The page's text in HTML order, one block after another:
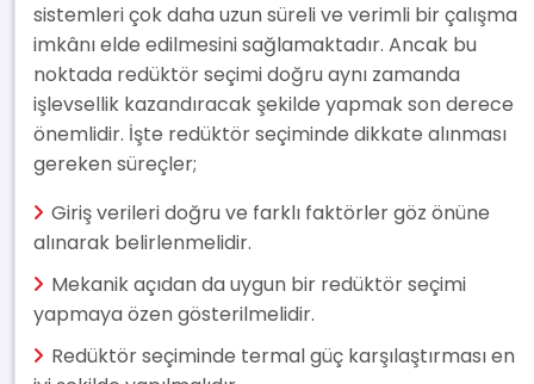
sistemleri çok daha uzun süreli ve verimli bir çalışma
imkânı elde edilmesini sağlamaktadır. Ancak bu
noktada redüktör seçimi doğru aynı zamanda
işlevsellik kazandıracak şekilde yapmak son derece
önemlidir. İşte redüktör seçiminde dikkate alınması
gereken süreçler;
Giriş verileri doğru ve farklı faktörler göz önüne
alınarak belirlenmelidir.
Mekanik açıdan da uygun bir redüktör seçimi
yapmaya özen gösterilmelidir.
Redüktör seçiminde termal güç karşılaştırması en